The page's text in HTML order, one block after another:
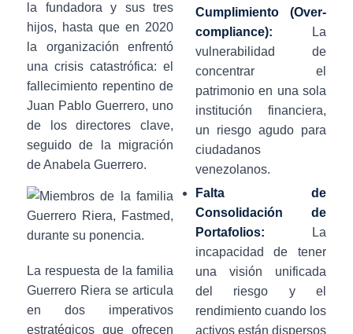
la fundadora y sus tres
hijos, hasta que en 2020
la organización enfrentó
una crisis catastrófica: el
fallecimiento repentino de
Juan Pablo Guerrero, uno
de los directores clave,
seguido de la migración
de Anabela Guerrero.
La respuesta de la familia
Guerrero Riera se articula
en dos imperativos
estratégicos que ofrecen
Cumplimiento (Over-
compliance): La
vulnerabilidad de
concentrar el
patrimonio en una sola
institución financiera,
un riesgo agudo para
ciudadanos
venezolanos.
Falta de
Consolidación de
Portafolios: La
incapacidad de tener
una visión unificada
del riesgo y el
rendimiento cuando los
activos están dispersos